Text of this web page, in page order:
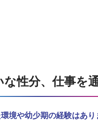
性分、仕事を
境や幼少期の経験はあり